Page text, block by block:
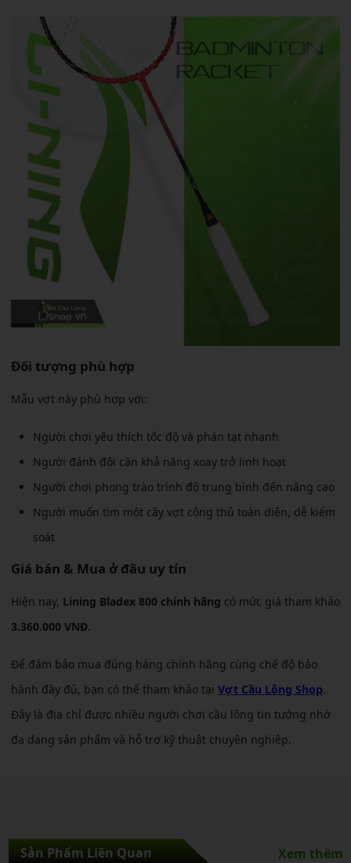
Đối tượng phù hợp
Mẫu vợt này phù hợp với:
Người chơi yêu thích tốc độ và phản tạt nhanh
Người đánh đôi cần khả năng xoay trở linh hoạt
Người chơi phong trào trình độ trung bình đến nâng cao
Người muốn tìm một cây vợt công thủ toàn diện, dễ kiểm
soát
Giá bán & Mua ở đâu uy tín
Hiện nay, Lining Bladex 800 chính hãng có mức giá tham khảo
3.360.000 VNĐ.
Để đảm bảo mua đúng hàng chính hãng cùng chế độ bảo
hành đầy đủ, bạn có thể tham khảo tại Vợt Cầu Lông Shop.
Đây là địa chỉ được nhiều người chơi cầu lông tin tưởng nhờ
đa dạng sản phẩm và hỗ trợ kỹ thuật chuyên nghiệp.
Sản Phẩm Liên Quan Xem thêm